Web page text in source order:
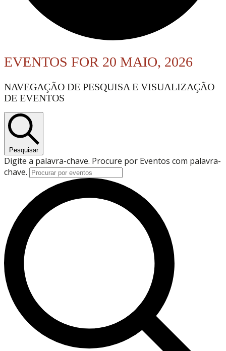
EVENTOS FOR 20 MAIO, 2026
NAVEGAÇÃO DE PESQUISA E VISUALIZAÇÃO
DE EVENTOS
Pesquisar
Digite a palavra-chave. Procure por Eventos com palavra-
chave.